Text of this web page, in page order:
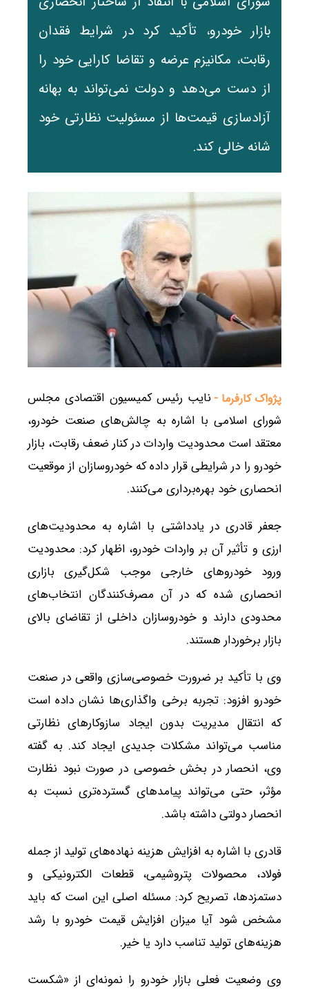
بازار خودرو، تأکید کرد در شرایط فقدان
رقابت، مکانیزم عرضه و تقاضا کارایی خود را
از دست می‌دهد و دولت نمی‌تواند به بهانه
آزادسازی قیمت‌ها از مسئولیت نظارتی خود
شانه خالی کند.
پژواک کارفرما - نایب رئیس کمیسیون اقتصادی مجلس
شورای اسلامی با اشاره به چالش‌های صنعت خودرو،
معتقد است محدودیت واردات در کنار ضعف رقابت، بازار
خودرو را در شرایطی قرار داده که خودروسازان از موقعیت
انحصاری خود بهره‌برداری می‌کنند.
جعفر قادری در یادداشتی با اشاره به محدودیت‌های
ارزی و تأثیر آن بر واردات خودرو، اظهار کرد: محدودیت
ورود خودروهای خارجی موجب شکل‌گیری بازاری
انحصاری شده که در آن مصرف‌کنندگان انتخاب‌های
محدودی دارند و خودروسازان داخلی از تقاضای بالای
بازار برخوردار هستند.
وی با تأکید بر ضرورت خصوصی‌سازی واقعی در صنعت
خودرو افزود: تجربه برخی واگذاری‌ها نشان داده است
که انتقال مدیریت بدون ایجاد سازوکارهای نظارتی
مناسب می‌تواند مشکلات جدیدی ایجاد کند. به گفته
وی، انحصار در بخش خصوصی در صورت نبود نظارت
مؤثر، حتی می‌تواند پیامدهای گسترده‌تری نسبت به
انحصار دولتی داشته باشد.
قادری با اشاره به افزایش هزینه نهاده‌های تولید از جمله
فولاد، محصولات پتروشیمی، قطعات الکترونیکی و
دستمزدها، تصریح کرد: مسئله اصلی این است که باید
مشخص شود آیا میزان افزایش قیمت خودرو با رشد
هزینه‌های تولید تناسب دارد یا خیر.
وی وضعیت فعلی بازار خودرو را نمونه‌ای از «شکست